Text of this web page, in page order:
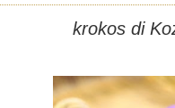
krokos di